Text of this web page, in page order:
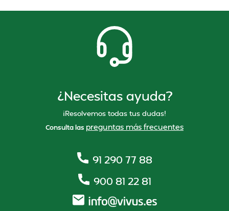
¿Necesitas ayuda?
¡Resolvemos todas tus dudas!
Consulta las preguntas más frecuentes
91 290 77 88
900 81 22 81